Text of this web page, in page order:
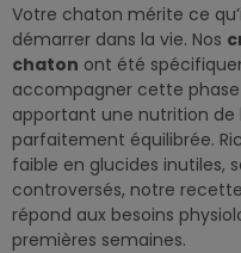
Votre chaton mérite ce
démarrer dans la vie. Nos
chaton ont été
accompagner cette
apportant une nutrition
parfaitement équilibrée.
faible en glucides inutiles,
controversés, notre
répond aux besoins
premières semaines.